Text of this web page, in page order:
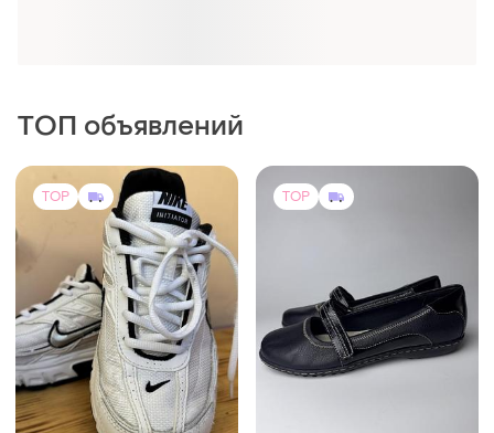
1550 грн 3
Nike
520 грн